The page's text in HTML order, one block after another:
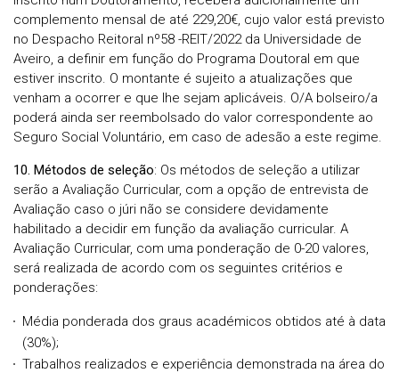
complemento mensal de até 229,20€, cujo valor está previsto
no Despacho Reitoral nº58 -REIT/2022 da Universidade de
Aveiro, a definir em função do Programa Doutoral em que
estiver inscrito. O montante é sujeito a atualizações que
venham a ocorrer e que lhe sejam aplicáveis. O/A bolseiro/a
poderá ainda ser reembolsado do valor correspondente ao
Seguro Social Voluntário, em caso de adesão a este regime.
10. Métodos de seleção: Os métodos de seleção a utilizar
serão a Avaliação Curricular, com a opção de entrevista de
Avaliação caso o júri não se considere devidamente
habilitado a decidir em função da avaliação curricular. A
Avaliação Curricular, com uma ponderação de 0-20 valores,
será realizada de acordo com os seguintes critérios e
ponderações:
Média ponderada dos graus académicos obtidos até à data
(30%);
Trabalhos realizados e experiência demonstrada na área do